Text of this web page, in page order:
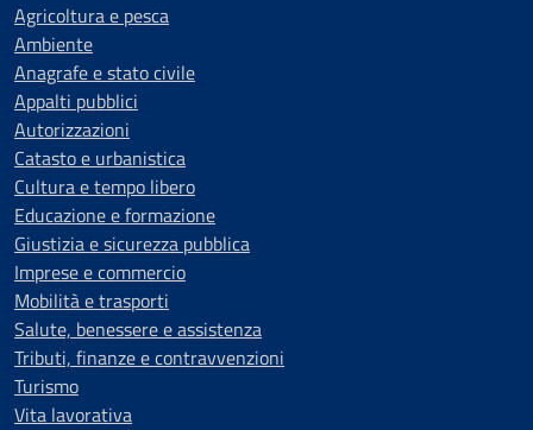
Agricoltura e pesca
Ambiente
Anagrafe e stato civile
Appalti pubblici
Autorizzazioni
Catasto e urbanistica
Cultura e tempo libero
Educazione e formazione
Giustizia e sicurezza pubblica
Imprese e commercio
Mobilità e trasporti
Salute, benessere e assistenza
Tributi, finanze e contravvenzioni
Turismo
Vita lavorativa